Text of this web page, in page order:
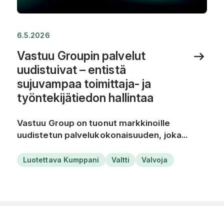
6.5.2026
Vastuu Groupin palvelut
uudistuivat – entistä
sujuvampaa toimittaja- ja
työntekijätiedon hallintaa
Vastuu Group on tuonut markkinoille
uudistetun palvelukokonaisuuden, joka...
Luotettava Kumppani Valtti Valvoja